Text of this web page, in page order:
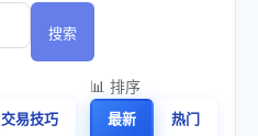
搜索
交易技巧
📊 排序
最新 热门